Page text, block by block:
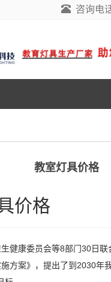
咨询电
教室灯具价格
价格
健康委员会等8部门30日
方案》，提出了到2030年